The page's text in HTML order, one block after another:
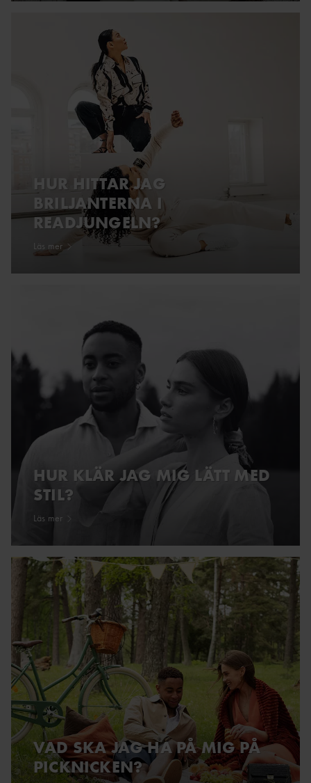
HUR HITTAR JAG
BRILJANTERNA I
READJUNGELN?
Läs mer
HUR KLÄR JAG MIG LÄTT MED
STIL?
Läs mer
VAD SKA JAG HA PÅ MIG PÅ
PICKNICKEN?